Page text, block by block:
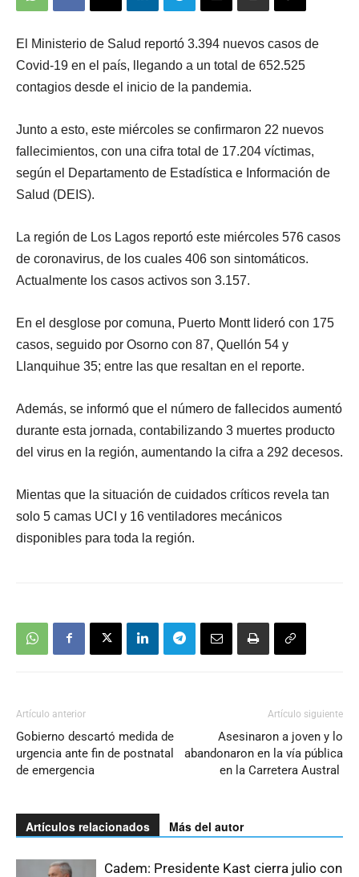
El Ministerio de Salud reportó 3.394 nuevos casos de
Covid-19 en el país, llegando a un total de 652.525
contagios desde el inicio de la pandemia.
Junto a esto, este miércoles se confirmaron 22 nuevos
fallecimientos, con una cifra total de 17.204 víctimas,
según el Departamento de Estadística e Información de
Salud (DEIS).
La región de Los Lagos reportó este miércoles 576 casos
de coronavirus, de los cuales 406 son sintomáticos.
Actualmente los casos activos son 3.157.
En el desglose por comuna, Puerto Montt lideró con 175
casos, seguido por Osorno con 87, Quellón 54 y
Llanquihue 35; entre las que resaltan en el reporte.
Además, se informó que el número de fallecidos aumentó
durante esta jornada, contabilizando 3 muertes producto
del virus en la región, aumentando la cifra a 292 decesos.
Mientas que la situación de cuidados críticos revela tan
solo 5 camas UCI y 16 ventiladores mecánicos
disponibles para toda la región.
Artículo anterior
Gobierno descartó medida de
urgencia ante fin de postnatal
de emergencia
Artículo siguiente
Asesinaron a joven y lo
abandonaron en la vía pública
en la Carretera Austral
Artículos relacionados Más del autor
Cadem: Presidente Kast cierra julio con